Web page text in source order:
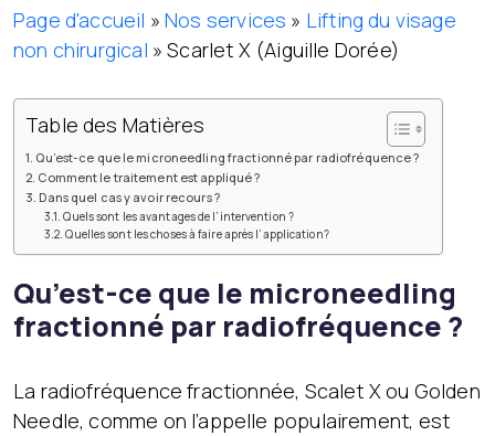
Page d'accueil »Nos services » Lifting du visage
non chirurgical »Scarlet X (Aiguille Dorée)
Table des Matières
Qu’est-ce que le microneedling fractionné par radiofréquence ?
Comment le traitement est appliqué ?
Dans quel cas y avoir recours ?
Quels sont les avantages de l’intervention ?
Quelles sont les choses à faire après l’application?
Qu’est-ce que le microneedling
fractionné par radiofréquence ?
La radiofréquence fractionnée, Scalet X ou Golden
Needle, comme on l’appelle populairement, est